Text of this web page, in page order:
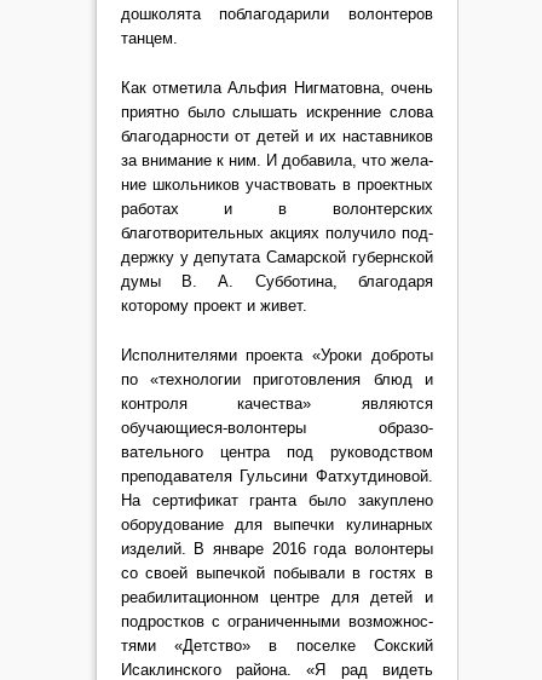
дошколята поблагодарили во­лонтеров
танцем.
Как отметила Альфия Нигматовна, очень
приятно было слышать искренние сло­ва
благодарности от детей и их наставников
за внимание к ним. И добавила, что жела­
ние школьников участвовать в проектных
работах и в во­лонтерских
благотворитель­ных акциях получило под­
держку у депутата Самарской губернской
думы В. А. Суб­ботина, благодаря
которому проект и живет.
Исполнителями проекта «Уроки доброты
по «техноло­гии приготовления блюд и
кон­троля качества» являются
обучающиеся-волонтеры образо­
вательного центра под руко­водством
преподавателя Гульсини Фатхутдиновой.
На сертификат гранта было закуп­лено
оборудование для выпеч­ки кулинарных
изделий. В ян­варе 2016 года волонтеры
со своей выпечкой побывали в гостях в
реабилитационном центре для детей и
подростков с ограниченными возможнос­
тями «Детство» в поселке Сокский
Исаклинского района. «Я рад видеть